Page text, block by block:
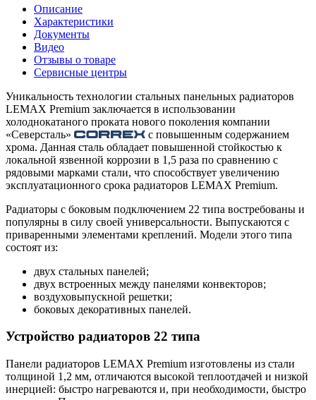
Описание
Характеристики
Документы
Видео
Отзывы о товаре
Сервисные центры
Уникальность технологии стальных панельных радиаторов
LEMAX Premium заключается в использовании
холоднокатаного проката нового поколения компании
«Северсталь»
с повышенным содержанием
хрома. Данная сталь обладает повышенной стойкостью к
локальной язвенной коррозии в 1,5 раза по сравнению с
рядовыми марками стали, что способствует увеличению
эксплуатационного срока радиаторов LEMAX Premium.
Радиаторы с боковым подключением 22 типа востребованы и
популярны в силу своей универсальности. Выпускаются с
приваренными элементами креплений. Модели этого типа
состоят из:
двух стальных панелей;
двух встроенных между панелями конвекторов;
воздуховыпускной решетки;
боковых декоративных панелей.
Устройство радиаторов 22 типа
Панели радиаторов LEMAX Premium изготовлены из стали
толщиной 1,2 мм, отличаются высокой теплоотдачей и низкой
инерцией: быстро нагреваются и, при необходимости, быстро